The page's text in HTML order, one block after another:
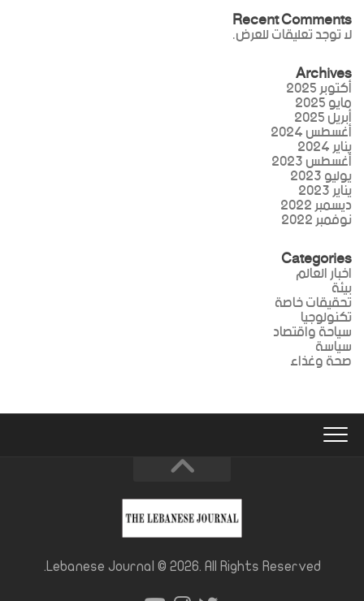
Recent Comments
لا توجد تعليقات للعرض.
Archives
أكتوبر 2025
مايو 2025
أبريل 2025
أغسطس 2024
يناير 2024
أغسطس 2023
يوليو 2023
يناير 2023
ديسمبر 2022
نوفمبر 2022
Categories
اخبار العالم
بيئة
تحقيقات خاصة
تكنولوجيا
سياحة واقتصاد
سياسة
صحة وغذاء
Lebanese Journal © 2026. All Rights Reserved.